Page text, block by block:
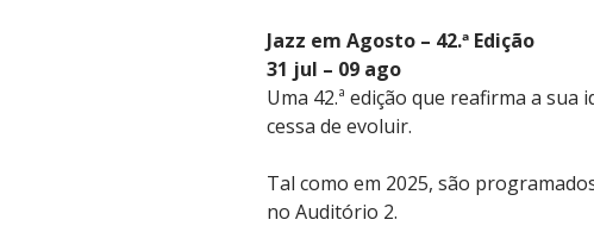
Jazz em Agosto – 42.ª Edição
31 jul – 09 ago
Uma 42.ª edição que reafirma a
cessa de evoluir.
Tal como em 2025, são
no Auditório 2.